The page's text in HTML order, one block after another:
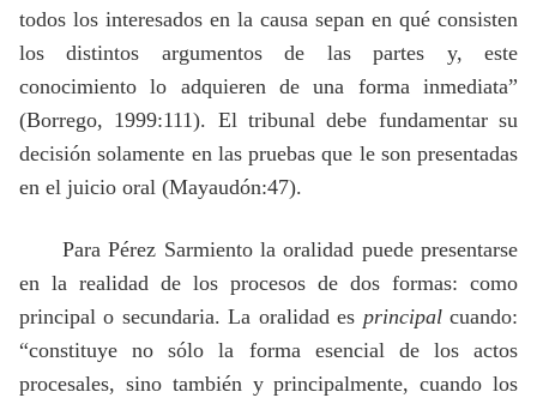
todos los interesados en la causa sepan en qué consisten
los distintos argumentos de las partes y, este
conocimiento lo adquieren de una forma inmediata”
(Borrego, 1999:111). El tribunal debe fundamentar su
decisión solamente en las pruebas que le son presentadas
en el juicio oral (Mayaudón:47).
Para Pérez Sarmiento la oralidad puede presentarse
en la realidad de los procesos de dos formas: como
principal o secundaria. La oralidad es principalcuando:
“constituye no sólo la forma esencial de los actos
procesales, sino también y principalmente, cuando los